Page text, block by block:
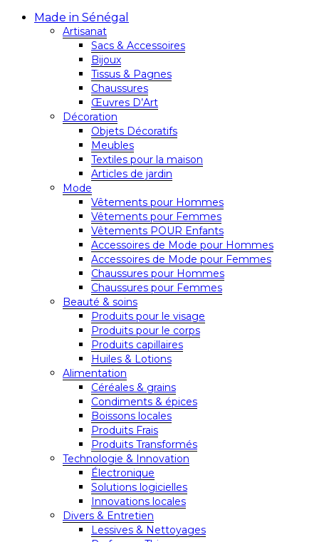
Made in Sénégal
Artisanat
Sacs & Accessoires
Bijoux
Tissus & Pagnes
Chaussures
Œuvres D’Art
Décoration
Objets Décoratifs
Meubles
Textiles pour la maison
Articles de jardin
Mode
Vêtements pour Hommes
Vêtements pour Femmes
Vêtements POUR Enfants
Accessoires de Mode pour Hommes
Accessoires de Mode pour Femmes
Chaussures pour Hommes
Chaussures pour Femmes
Beauté & soins
Produits pour le visage
Produits pour le corps
Produits capillaires
Huiles & Lotions
Alimentation
Céréales & grains
Condiments & épices
Boissons locales
Produits Frais
Produits Transformés
Technologie & Innovation
Électronique
Solutions logicielles
Innovations locales
Divers & Entretien
Lessives & Nettoyages